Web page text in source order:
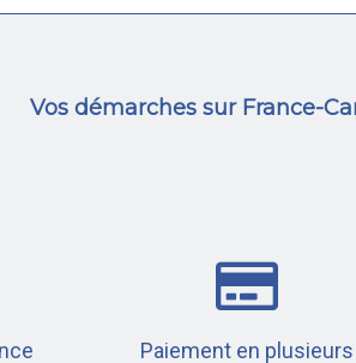
Vos démarches sur France-
Paiement en plusieurs